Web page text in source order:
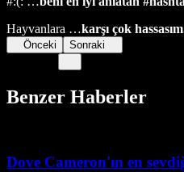
Hayvanlara …karşı çok
Önceki Sonraki
Benzer Haberler
Dove Cameron'ın en